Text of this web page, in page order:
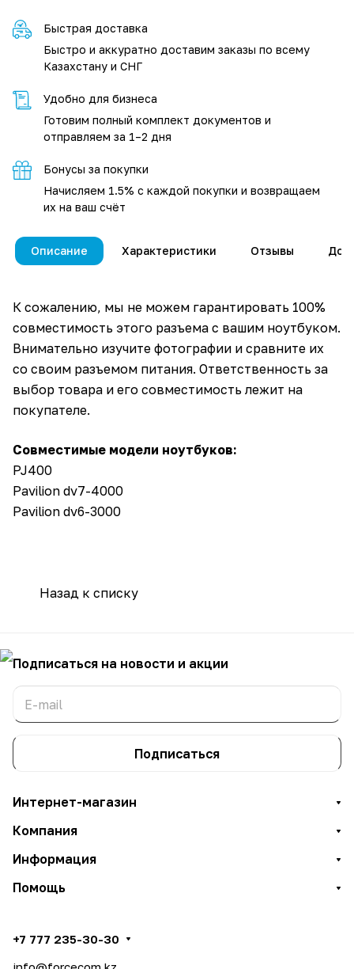
Быстрая доставка
Быстро и аккуратно доставим заказы по всему
Казахстану и СНГ
Удобно для бизнеса
Готовим полный комплект документов и
отправляем за 1–2 дня
Бонусы за покупки
Начисляем 1.5% с каждой покупки и возвращаем
их на ваш счёт
Описание Характеристики Отзывы
К сожалению, мы не можем гарантировать 100%
совместимость этого разъема с вашим ноутбуком.
Внимательно изучите фотографии и сравните их
со своим разъемом питания. Ответственность за
выбор товара и его совместимость лежит на
покупателе.
Совместимые модели ноутбуков:
PJ400
Pavilion dv7-4000
Pavilion dv6-3000
Назад к списку
Подписаться на новости и акции
Подписаться
Интернет-магазин
Компания
Информация
Помощь
+7 777 235-30-30